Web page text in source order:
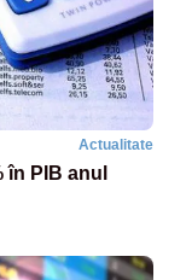
Actualitate
în PIB anul